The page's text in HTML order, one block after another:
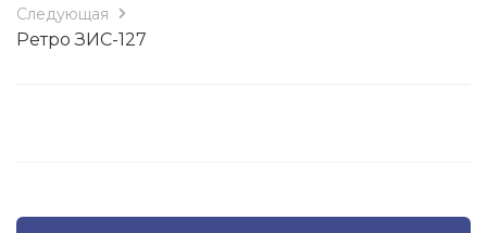
Следующая
Ретро ЗИС-127